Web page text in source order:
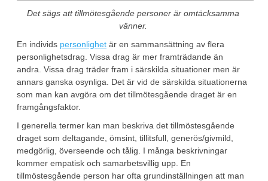
Det sägs att tillmötesgående personer är omtäcksamma
vänner.
En individs personlighet är en sammansättning av flera
personlighetsdrag. Vissa drag är mer framträdande än
andra. Vissa drag träder fram i särskilda situationer men är
annars ganska osynliga. Det är vid de särskilda situationerna
som man kan avgöra om det tillmötesgående draget är en
framgångsfaktor.
I generella termer kan man beskriva det tillmöstesgående
draget som deltagande, ömsint, tillitsfull, generös/givmild,
medgörlig, överseende och tålig. I många beskrivningar
kommer empatisk och samarbetsvillig upp. En
tillmöstesgående person har ofta grundinställningen att man